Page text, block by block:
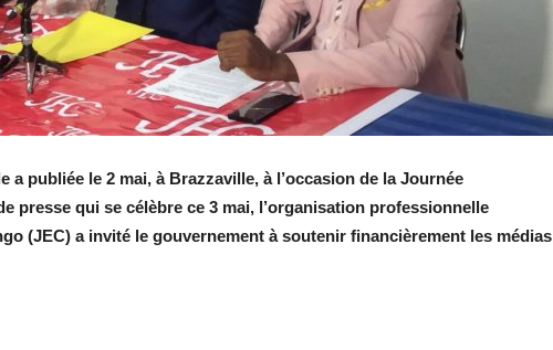
a publiée le 2 mai, à Brazzaville, à l’occasion de la Journée
presse qui se célèbre ce 3 mai, l’organisation professionnelle
(JEC) a invité le gouvernement à soutenir financièrement les médias